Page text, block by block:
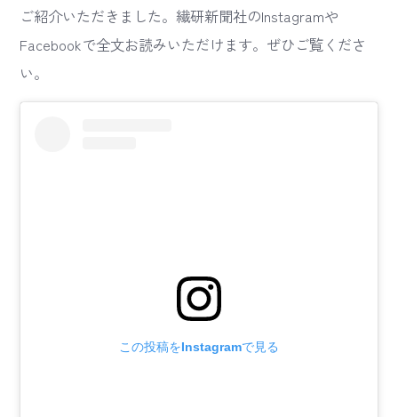
ご紹介いただきました。繊研新聞社のInstagramや
Facebookで全文お読みいただけます。ぜひご覧くださ
い。
この投稿をInstagramで見る